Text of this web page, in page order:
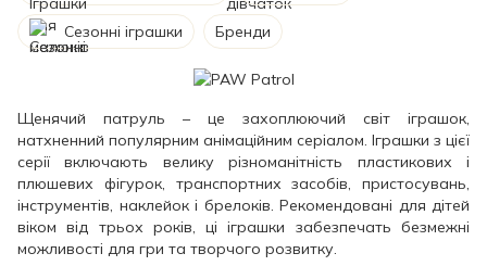
Сезонні іграшки Бренди
Щенячий патруль – це захоплюючий світ іграшок,
натхненний популярним анімаційним серіалом. Іграшки з цієї
серії включають велику різноманітність пластикових і
плюшевих фігурок, транспортних засобів, пристосувань,
інструментів, наклейок і брелоків. Рекомендовані для дітей
віком від трьох років, ці іграшки забезпечать безмежні
можливості для гри та творчого розвитку.